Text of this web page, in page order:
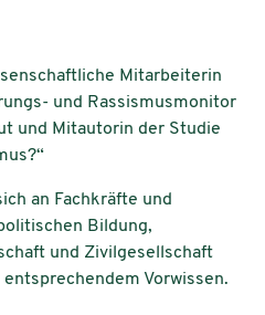
Mitarbeiterin
und Rassismusmonitor
und Mitautorin der Studie
an Fachkräfte und
Bildung,
und Zivilgesellschaft
Vorwissen.